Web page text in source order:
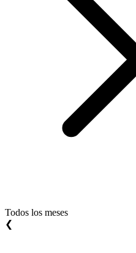
Todos los meses
❮